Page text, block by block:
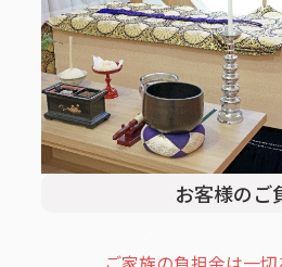
お客様のご